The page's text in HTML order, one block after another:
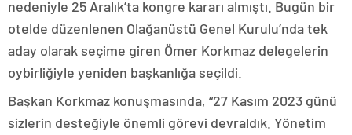
nedeniyle 25 Aralık’ta kongre kararı almıştı. Bugün bir
otelde düzenlenen Olağanüstü Genel Kurulu’nda tek
aday olarak seçime giren Ömer Korkmaz delegelerin
oybirliğiyle yeniden başkanlığa seçildi.
Başkan Korkmaz konuşmasında, “27 Kasım 2023 günü
sizlerin desteğiyle önemli görevi devraldık. Yönetim